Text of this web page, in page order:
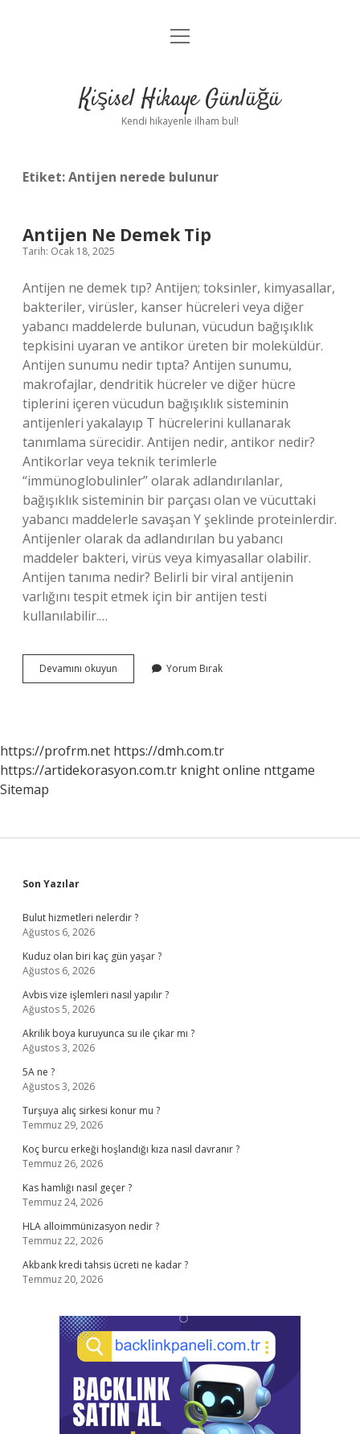
Anasayfa
Yasal Uyarı
menüyü
Kişisel Hikaye Günlüğü
Kendi hikayenle ilham bul!
Etiket:Antijen nerede bulunur
Antijen Ne Demek Tip
Tarih: Ocak 18, 2025
Antijen ne demek tıp? Antijen; toksinler, kimyasallar,
bakteriler, virüsler, kanser hücreleri veya diğer
yabancı maddelerde bulunan, vücudun bağışıklık
tepkisini uyaran ve antikor üreten bir moleküldür.
Antijen sunumu nedir tıpta? Antijen sunumu,
makrofajlar, dendritik hücreler ve diğer hücre
tiplerini içeren vücudun bağışıklık sisteminin
antijenleri yakalayıp T hücrelerini kullanarak
tanımlama sürecidir. Antijen nedir, antikor nedir?
Antikorlar veya teknik terimlerle
“immünoglobulinler” olarak adlandırılanlar,
bağışıklık sisteminin bir parçası olan ve vücuttaki
yabancı maddelerle savaşan Y şeklinde proteinlerdir.
Antijenler olarak da adlandırılan bu yabancı
maddeler bakteri, virüs veya kimyasallar olabilir.
Antijen tanıma nedir? Belirli bir viral antijenin
varlığını tespit etmek için bir antijen testi
kullanılabilir.…
Devamını okuyun
Ne
Yorum Bırak
https://profrm.net https://dmh.com.tr
https://artidekorasyon.com.tr knight online nttgame
Sitemap
Sidebar
Son Yazılar
Bulut hizmetleri nelerdir ?
Ağustos 6, 2026
Kuduz olan biri kaç gün yaşar ?
Ağustos 6, 2026
Avbis vize işlemleri nasıl yapılır ?
Ağustos 5, 2026
Akrilik boya kuruyunca su ile çıkar mı ?
Ağustos 3, 2026
5A ne ?
Ağustos 3, 2026
Turşuya alıç sirkesi konur mu ?
Temmuz 29, 2026
Koç burcu erkeği hoşlandığı kıza nasıl davranır ?
Temmuz 26, 2026
Kas hamlığı nasıl geçer ?
Temmuz 24, 2026
HLA alloimmünizasyon nedir ?
Temmuz 22, 2026
Akbank kredi tahsis ücreti ne kadar ?
Temmuz 20, 2026